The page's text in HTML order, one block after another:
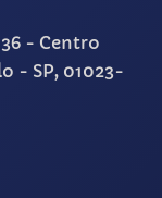
- Centro
- SP, 01023-